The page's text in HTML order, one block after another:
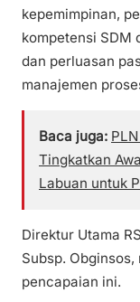
kepemimpinan,
kompetensi SDM
dan perluasan
manajemen
Baca juga:
Tingkatkan
Labuan untuk
Direktur Utama
Subsp.
pencapaian ini.